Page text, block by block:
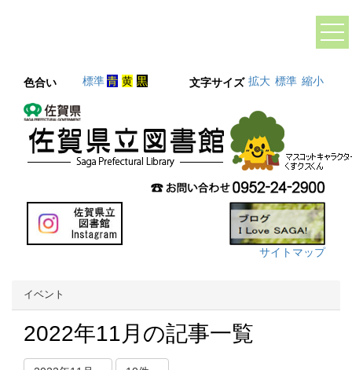
色合い 標準青 黄 黒 文字サイズ 拡大 標準 縮小
サイトマップ
イベント
2022年11月の記事一覧